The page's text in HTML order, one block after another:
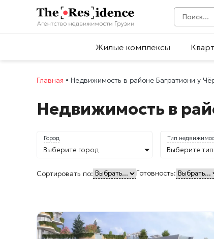
Жилые комплексы
Главная • Недвижимость в районе Багратиони у
Недвижимость в
Город
Выберите город
Тип
Выберите тип
Сортировать по: Готовность: